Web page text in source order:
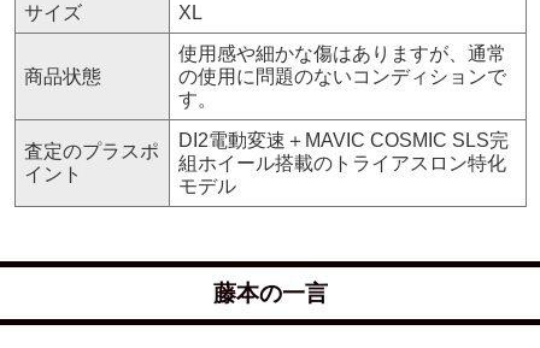
サイズ
XL
商品状態
使用感や細かな傷はありますが、通常
の使用に問題のないコンディションで
す。
査定のプラスポ
イント
DI2電動変速＋MAVIC COSMIC SLS完
組ホイール搭載のトライアスロン特化
モデル
藤本の一言